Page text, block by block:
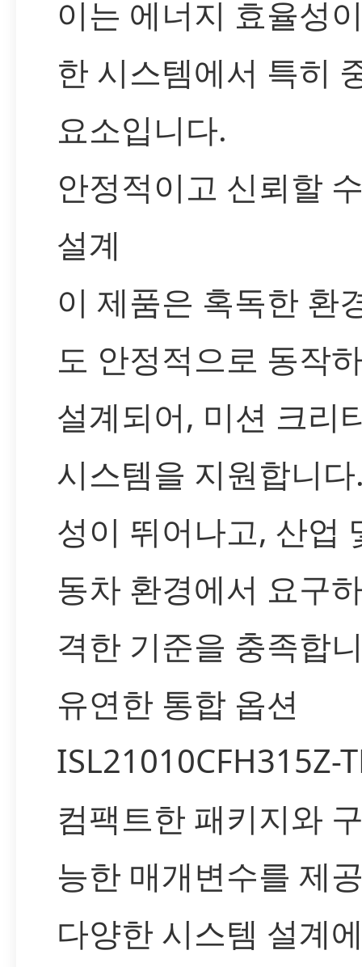
이는 에너지 효율성
한 시스템에서 특히
요소입니다.
안정적이고 신뢰할
설계
이 제품은 혹독한 환
도 안정적으로 동작
설계되어, 미션 크리
시스템을 지원합니
성이 뛰어나고, 산업
동차 환경에서 요구
격한 기준을 충족합
유연한 통합 옵션
ISL21010CFH315Z-
컴팩트한 패키지와
능한 매개변수를 제
다양한 시스템 설계